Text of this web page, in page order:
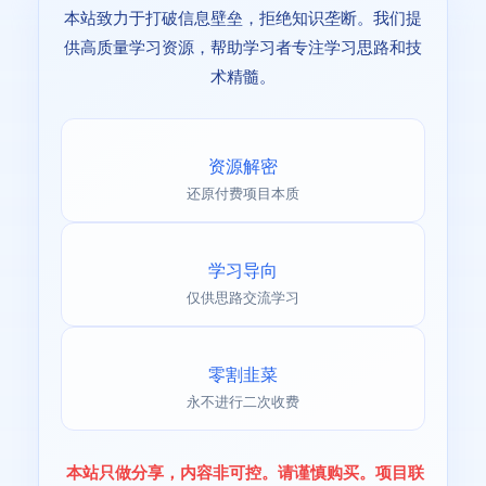
本站致力于打破信息壁垒，拒绝知识垄断。我们提
供高质量学习资源，帮助学习者专注学习思路和技
术精髓。
资源解密
还原付费项目本质
学习导向
仅供思路交流学习
零割韭菜
永不进行二次收费
本站只做分享，内容非可控。请谨慎购买。项目联